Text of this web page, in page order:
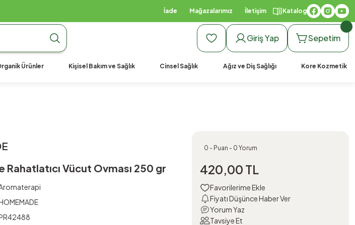
990 TL Üzeri Ücretsiz Kargo
İade Mağazalarımız İletişim Katalog
Giriş Yap Sepetim
Ürünler Kişisel Bakım ve Sağlık Cinsel Sağlık Ağız ve Diş Sağlığı Kore Kozmetik
Rahatlatıcı Vücut Ovması 250 gr
0 - Puan - 0 Yorum
420,00 TL
Fiyatı Düşünce Haber Ver
Yorum Yaz
Tavsiye Et